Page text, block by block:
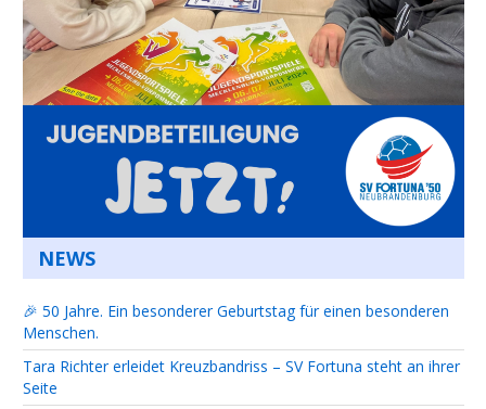
NEWS
🎉 50 Jahre. Ein besonderer Geburtstag für einen besonderen
Menschen.
Tara Richter erleidet Kreuzbandriss – SV Fortuna steht an ihrer
Seite